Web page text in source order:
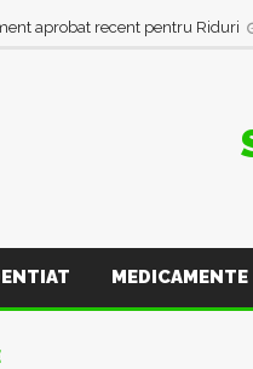
aprobat recent pentru Riduri
MEDICAMENTE